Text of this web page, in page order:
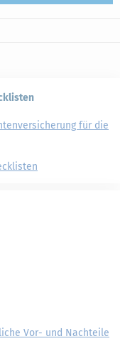
für die
Vor- und Nachteile